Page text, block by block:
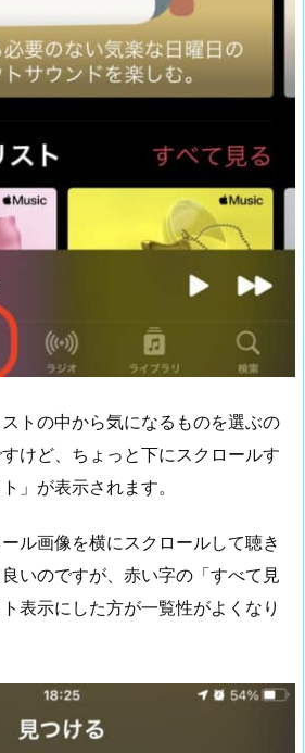
トの中から気になるものを選ぶの
けど、ちょっと下にスクロールす
」が表示されます。
ル画像を横にスクロールして聴き
いのですが、赤い字の「すべて見
表示にした方が一覧性がよくなり